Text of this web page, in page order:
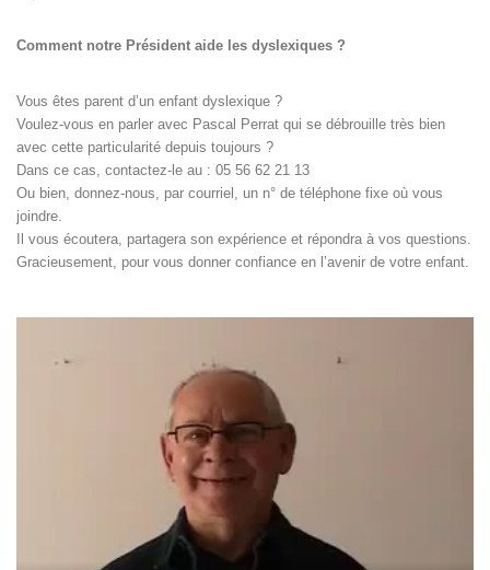
Comment notre Président aide les dyslexiques ?
Vous êtes parent d’un enfant dyslexique ?
Voulez-vous en parler avec Pascal Perrat qui se débrouille très bien
avec cette particularité depuis toujours ?
Dans ce cas, contactez-le au : 05 56 62 21 13
Ou bien, donnez-nous, par courriel, un n° de téléphone fixe où vous
joindre.
Il vous écoutera, partagera son expérience et répondra à vos questions.
Gracieusement, pour vous donner confiance en l’avenir de votre enfant.